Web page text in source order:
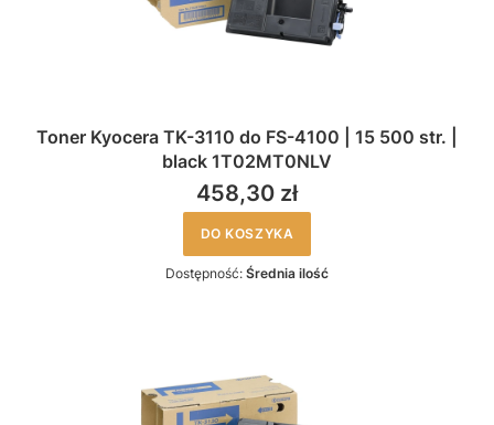
Toner Kyocera TK-3110 do FS-4100 | 15 500 str. |
black 1T02MT0NLV
458,30 zł
DO KOSZYKA
Dostępność: Średnia ilość